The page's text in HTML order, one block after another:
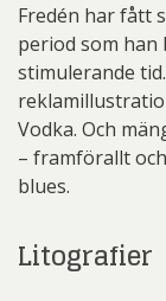
Fredén har fått
period som
stimulerande
Vodka. Och
– framförallt
blues.
Litografier